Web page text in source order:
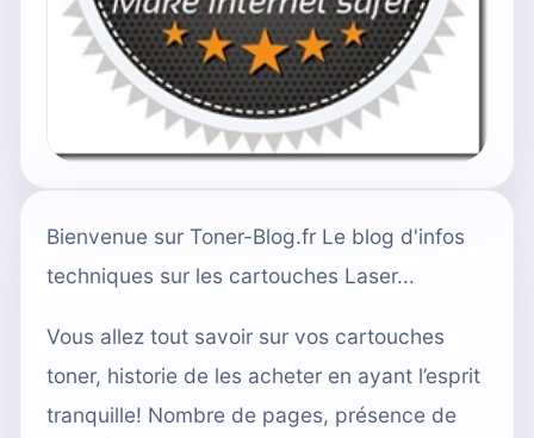
Bienvenue sur Toner-Blog.fr Le blog d'infos
techniques sur les cartouches Laser...
Vous allez tout savoir sur vos cartouches
toner, historie de les acheter en ayant l’esprit
tranquille! Nombre de pages, présence de